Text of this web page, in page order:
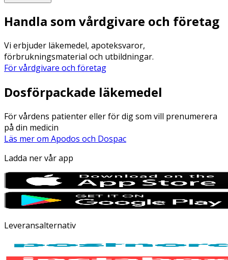
Handla som vårdgivare och företag
Vi erbjuder läkemedel, apoteksvaror,
förbrukningsmaterial och utbildningar.
För vårdgivare och företag
Dosförpackade läkemedel
För vårdens patienter eller för dig som vill prenumerera
på din medicin
Läs mer om Apodos och Dospac
Ladda ner vår app
Leveransalternativ